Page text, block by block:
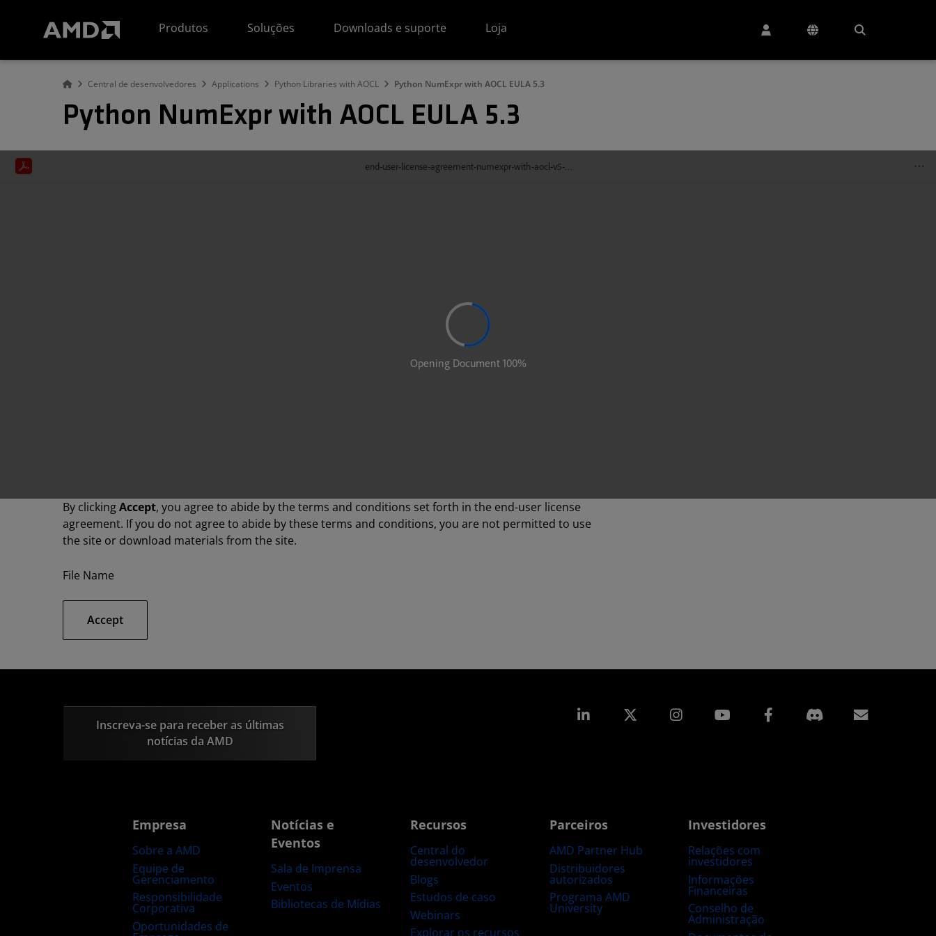
Produtos
Soluções Downloads e suporte Loja
Central de desenvolvedores Applications Python Libraries with AOCL Python NumExpr with AOCL EULA 5.3
Python NumExpr with AOCL EULA 5.3
By clickingAccept, you agree to abide by the terms and conditions set forth in the end-user license
agreement. If you do not agree to abide by these terms and conditions, you are not permitted to use
the site or download materials from the site.
File Name
Accept
Inscreva-se para receber as últimas
notícias da AMD
Linkedin Instagram Facebook
Empresa
Sobre a AMD
Equipe de
Gerenciamento
Responsibilidade
Corporativa
Oportunidades de
Notícias e
Eventos
Sala de Imprensa
Eventos
Bibliotecas de Mídias
Recursos
Central do
desenvolvedor
Blogs
Estudos de caso
Webinars
Explorar os recursos
Parceiros
AMD Partner Hub
Distribuidores
autorizados
Programa AMD
University
Investidores
Relações com
investidores
Informações
Financeiras
Conselho de
Administração